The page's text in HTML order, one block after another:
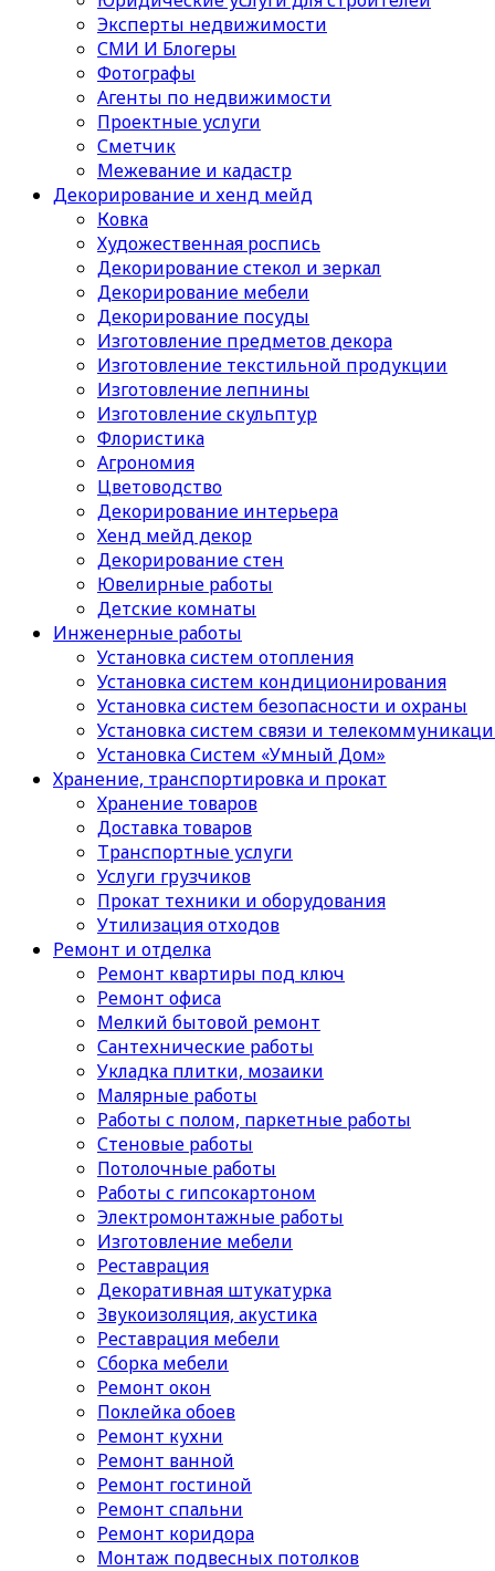
Эксперты недвижимости
СМИ И Блогеры
Фотографы
Агенты по недвижимости
Проектные услуги
Сметчик
Межевание и кадастр
Декорирование и хенд мейд
Ковка
Художественная роспись
Декорирование стекол и зеркал
Декорирование мебели
Декорирование посуды
Изготовление предметов декора
Изготовление текстильной продукции
Изготовление лепнины
Изготовление скульптур
Флористика
Агрономия
Цветоводство
Декорирование интерьера
Хенд мейд декор
Декорирование стен
Ювелирные работы
Детские комнаты
Инженерные работы
Установка систем отопления
Установка систем кондиционирования
Установка систем безопасности и охраны
Установка систем связи и
Установка Систем «Умный Дом»
Хранение, транспортировка и прокат
Хранение товаров
Доставка товаров
Транспортные услуги
Услуги грузчиков
Прокат техники и оборудования
Утилизация отходов
Ремонт и отделка
Ремонт квартиры под ключ
Ремонт офиса
Мелкий бытовой ремонт
Сантехнические работы
Укладка плитки, мозаики
Малярные работы
Работы с полом, паркетные работы
Стеновые работы
Потолочные работы
Работы с гипсокартоном
Электромонтажные работы
Изготовление мебели
Реставрация
Декоративная штукатурка
Звукоизоляция, акустика
Реставрация мебели
Сборка мебели
Ремонт окон
Поклейка обоев
Ремонт кухни
Ремонт ванной
Ремонт гостиной
Ремонт спальни
Ремонт коридора
Монтаж подвесных потолков